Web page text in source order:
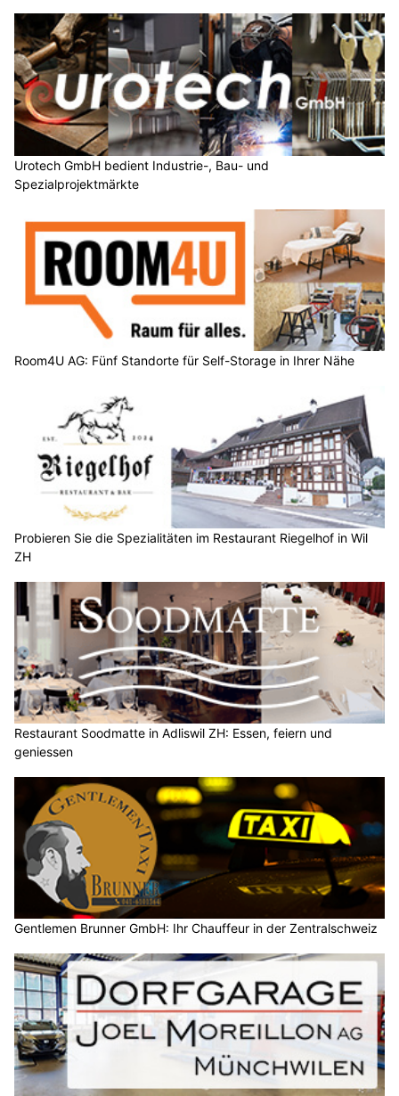
Urotech GmbH bedient Industrie-, Bau- und
Spezialprojektmärkte
Room4U AG: Fünf Standorte für Self-Storage in Ihrer Nähe
Probieren Sie die Spezialitäten im Restaurant Riegelhof in Wil
ZH
Restaurant Soodmatte in Adliswil ZH: Essen, feiern und
geniessen
Gentlemen Brunner GmbH: Ihr Chauffeur in der Zentralschweiz